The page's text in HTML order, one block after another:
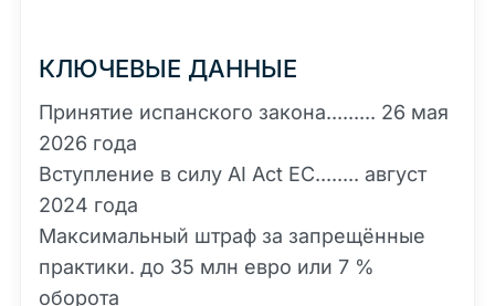
КЛЮЧЕВЫЕ ДАННЫЕ
Принятие испанского закона......... 26 мая
2026 года
Вступление в силу AI Act ЕС........ август
2024 года
Максимальный штраф за запрещённые
практики. до 35 млн евро или 7 %
оборота